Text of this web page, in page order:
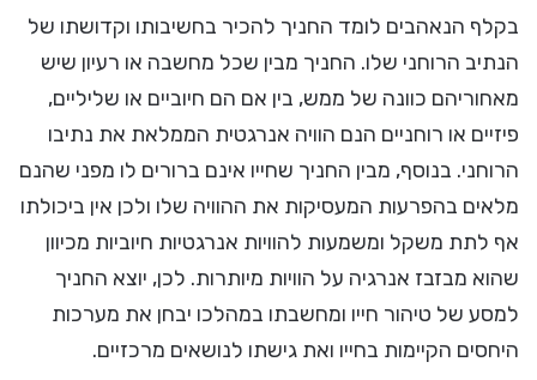
בקלף הנאהבים לומד החניך להכיר בחשיבותו וקדושתו של
הנתיב הרוחני שלו. החניך מבין שכל מחשבה או רעיון שיש
מאחוריהם כוונה של ממש, בין אם הם חיוביים או שליליים,
פיזיים או רוחניים הנם הוויה אנרגטית הממלאת את נתיבו
הרוחני. בנוסף, מבין החניך שחייו אינם ברורים לו מפני שהנם
מלאים בהפרעות המעסיקות את ההוויה שלו ולכן אין ביכולתו
אף לתת משקל ומשמעות להוויות אנרגטיות חיוביות מכיוון
שהוא מבזבז אנרגיה על הוויות מיותרות. לכן, יוצא החניך
למסע של טיהור חייו ומחשבתו במהלכו יבחן את מערכות
היחסים הקיימות בחייו ואת גישתו לנושאים מרכזיים.